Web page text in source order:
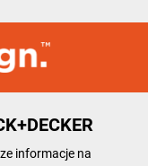
informacje na